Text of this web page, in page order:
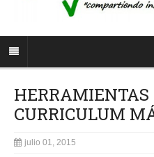
HERRAMIENTAS
CURRICULUM
julio 01, 2015